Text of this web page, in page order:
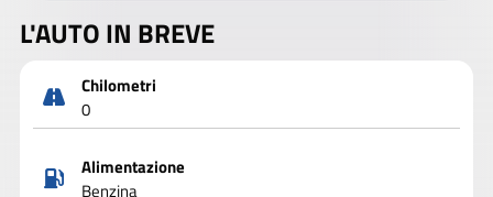
L'AUTO IN BREVE
Chilometri
0
Alimentazione
Benzina